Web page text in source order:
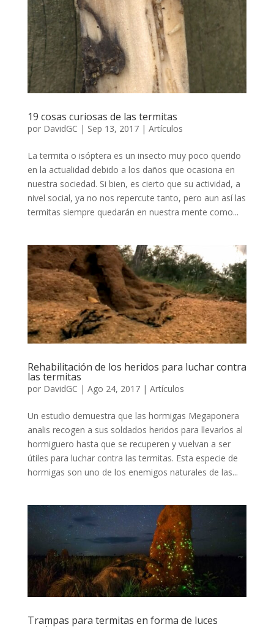
19 cosas curiosas de las termitas
por DavidGC | Sep 13, 2017| Artículos
La termita o isóptera es un insecto muy poco querido
en la actualidad debido a los daños que ocasiona en
nuestra sociedad. Si bien, es cierto que su actividad, a
nivel social, ya no nos repercute tanto, pero aun así las
termitas siempre quedarán en nuestra mente como...
Rehabilitación de los heridos para luchar contra
las termitas
por DavidGC | Ago 24, 2017| Artículos
Un estudio demuestra que las hormigas Megaponera
analis recogen a sus soldados heridos para llevarlos al
hormiguero hasta que se recuperen y vuelvan a ser
útiles para luchar contra las termitas. Esta especie de
hormigas son uno de los enemigos naturales de las...
Trampas para termitas en forma de luces